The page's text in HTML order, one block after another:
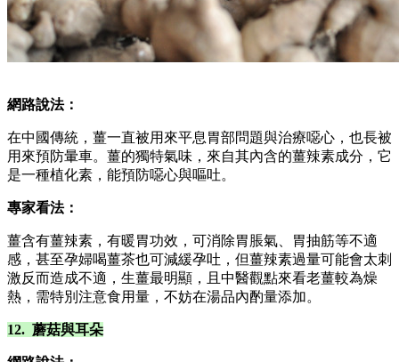
網路說法：
在中國傳統，薑一直被用來平息胃部問題與治療噁心，也長被
用來預防暈車。薑的獨特氣味，來自其內含的薑辣素成分，它
是一種植化素，能預防噁心與嘔吐。
專家看法：
薑含有薑辣素，有暖胃功效，可消除胃脹氣、胃抽筋等不適
感，甚至孕婦喝薑茶也可減緩孕吐，但薑辣素過量可能會太刺
激反而造成不適，生薑最明顯，且中醫觀點來看老薑較為燥
熱，需特別注意食用量，不妨在湯品內酌量添加。
12. 蘑菇與耳朵